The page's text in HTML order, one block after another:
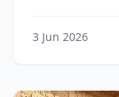
3 Jun 2026